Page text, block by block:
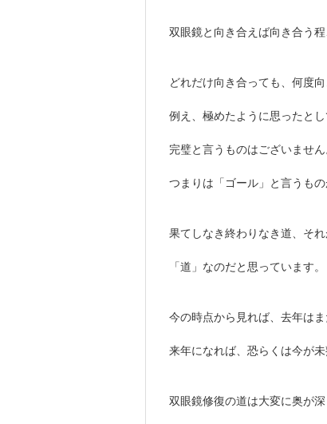
双眼鏡と向き合えば向き合う
どれだけ向き合っても、何度向
例え、極めたように思ったとし
完璧と言うものはございません
つまりは「ゴール」と言うもの
果てしなき終わりなき道、そ
「道」なのだと思っています。
今の時点から見れば、去年はま
来年になれば、恐らくは今が未
双眼鏡修復の道は大変に奥が深